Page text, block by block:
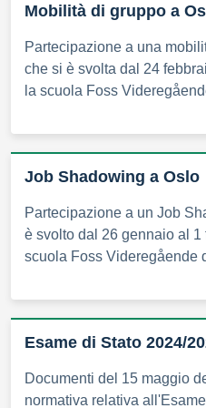
Mobilità di gruppo a
Partecipazione a una
che si è svolta dal 24
la scuola Foss
Job Shadowing a Oslo
Partecipazione a un Job
è svolto dal 26 gennaio al
scuola Foss Videregående
Esame di Stato 2024/
Documenti del 15 maggio
normativa relativa